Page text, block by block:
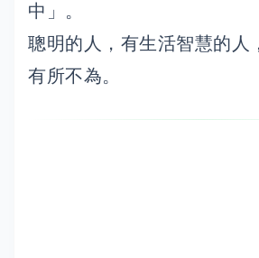
中」。
聰明的人，有生活智慧的人
有所不為。